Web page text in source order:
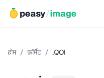
peasy/image
होम / फ़ॉर्मेट / .QOI